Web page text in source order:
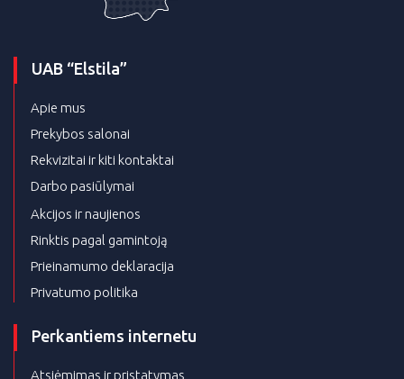
UAB “Elstila”
Apie mus
Prekybos salonai
Rekvizitai ir kiti kontaktai
Darbo pasiūlymai
Akcijos ir naujienos
Rinktis pagal gamintoją
Prieinamumo deklaracija
Privatumo politika
Perkantiems internetu
Atsiėmimas ir pristatymas